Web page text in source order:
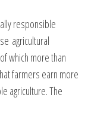
responsible
agricultural
which more than
farmers earn more
agriculture. The